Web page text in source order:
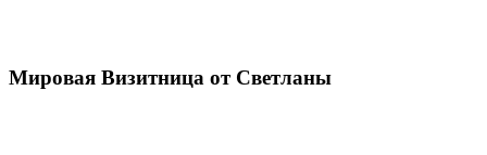
Мировая Визитница от Светланы